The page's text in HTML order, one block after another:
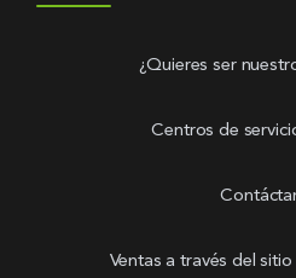
¿Quieres ser
Centros de
Ventas a través del